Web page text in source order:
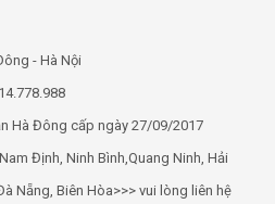
- Hà Nội
Hà Đông cấp ngày 27/09/2017
Định, Ninh Bình,Quang Ninh, Hải
Nẵng, Biên Hòa>>> vui lòng liên hệ